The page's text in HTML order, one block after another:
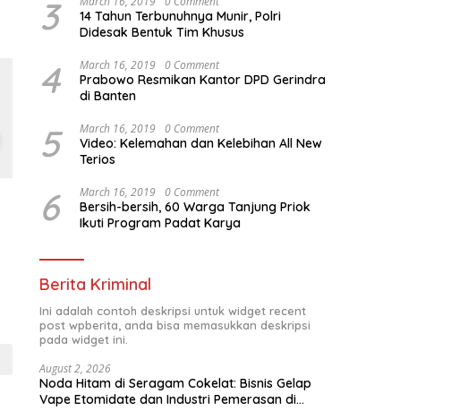
Profesionalisme ASN Jadi
Prioritas, Pemkab Luwu Gelar
Assessment Bersama Polda
Sehat Jiwa Hadirkan Pojok
Curhat, Edukasi Mental
3
14 Tahun Terbunuhnya Munir, Polri
Didesak Bentuk Tim Khusus
4 March 16, 2019 0 Comment
Prabowo Resmikan Kantor DPD Gerindra
di Banten
5 March 16, 2019 0 Comment
Video: Kelemahan dan Kelebihan All New
Terios
6 March 16, 2019 0 Comment
Bersih-bersih, 60 Warga Tanjung Priok
Ikuti Program Padat Karya
Berita Kriminal
Ini adalah contoh deskripsi untuk widget recent
post wpberita, anda bisa memasukkan deskripsi
pada widget ini.
August 2, 2026
Noda Hitam di Seragam Cokelat: Bisnis Gelap
Vape Etomidate dan Industri Pemerasan di